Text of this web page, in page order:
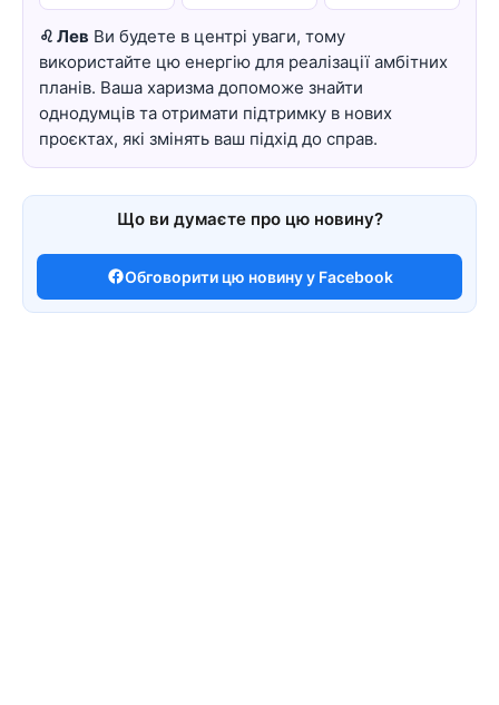
♌ Лев Ви будете в центрі уваги, тому
використайте цю енергію для реалізації амбітних
планів. Ваша харизма допоможе знайти
однодумців та отримати підтримку в нових
проєктах, які змінять ваш підхід до справ.
Що ви думаєте про цю новину?
Обговорити цю новину у Facebook